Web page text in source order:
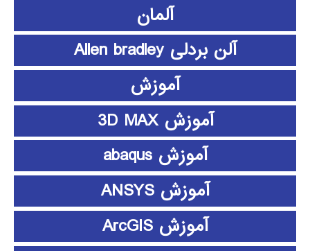
آلمان
آلن بردلی Allen bradley
آموزش
آموزش 3D MAX
آموزش abaqus
آموزش ANSYS
آموزش ArcGIS